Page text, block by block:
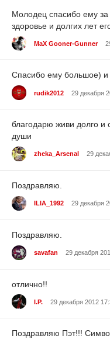
Молодец спасибо ему за
здоровье и долгих лет
MaX Gooner-Gunner
Спасибо ему большое) и
rudik2012 29 декабря
благодарю живи долго и
души
zheka_Arsenal 29
Поздравляю.
ILIA_1992 29 декабря
Поздравляю.
savafan 29 декабря
отлично!!
I.P. 29 декабря 2012
Поздравляю Пэт!!!